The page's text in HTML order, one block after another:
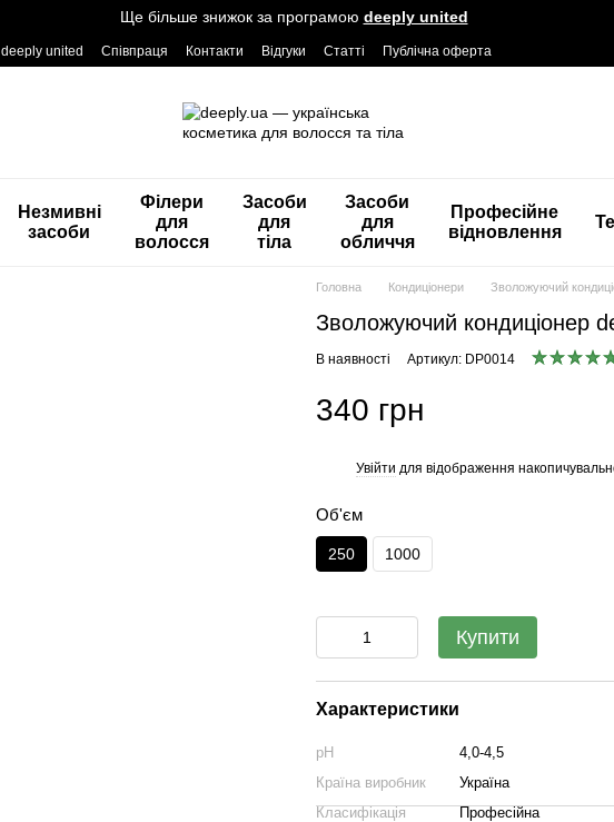
Ще більше знижок за програмою deeply united
deeply united Співпраця Контакти Відгуки Статті Публічна оферта
Незмивні
засоби
Філери
для
волосся
Засоби
для
тіла
Засоби
для
обличчя
Професійне
відновлення
Головна Кондиціонери Зволожуючий
Зволожуючий кондиціонер
В наявності Артикул: DP0014
340 грн
Увійти для відображення
Об'єм
250 1000
Купити
Характеристики
pH
4,0-4,5
Країна виробник
Україна
Класифікація
Професійна